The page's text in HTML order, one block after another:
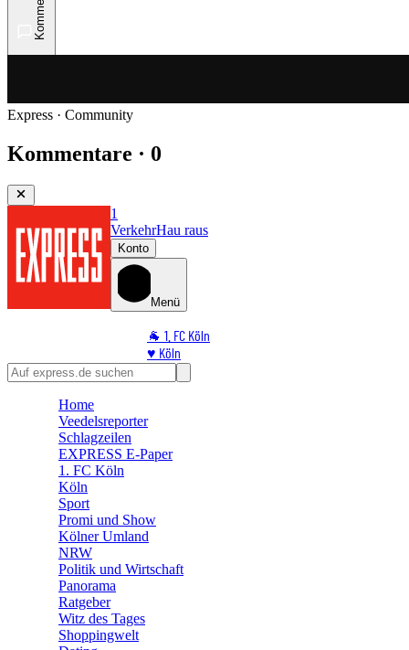
Express · Community
Kommentare · 0
1
VerkehrHau raus
Konto
Menü
🐐 1. FC Köln
♥️ Köln
⭐ Promi
🛒 Shoppingwelt
Home
Veedelsreporter
Schlagzeilen
EXPRESS E-Paper
1. FC Köln
Köln
Sport
Promi und Show
Kölner Umland
NRW
Politik und Wirtschaft
Panorama
Ratgeber
Witz des Tages
Shoppingwelt